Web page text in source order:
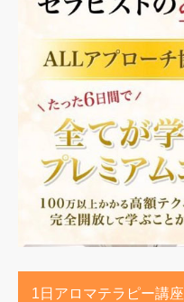
1日アロマテラピー講座